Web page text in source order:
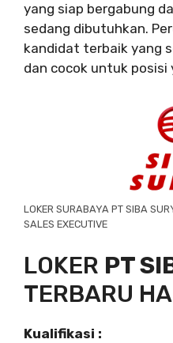
yang siap bergabung
sedang dibutuhkan.
kandidat terbaik yang
dan cocok untuk posisi
LOKER SURABAYA PT SIBA
SALES EXECUTIVE
LOKER PT
TERBARU
Kualifikasi :